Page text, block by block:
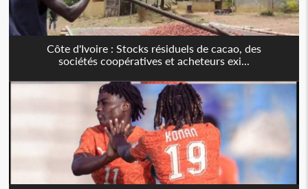
Côte d'Ivoire : Stocks résiduels de cacao, des
sociétés coopératives et acheteurs exi...